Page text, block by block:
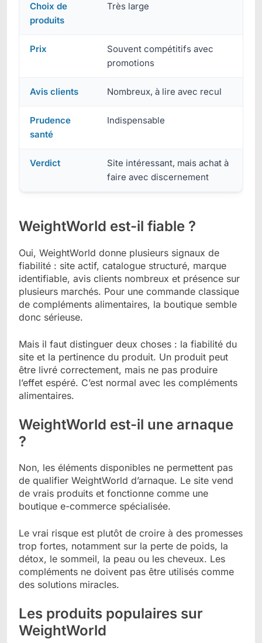
Choix de
produits
Très large
Prix
Souvent compétitifs avec
promotions
Avis clients Nombreux, à lire avec recul
Prudence
santé
Indispensable
Verdict
Site intéressant, mais achat à
faire avec discernement
WeightWorld est-il fiable ?
Oui, WeightWorld donne plusieurs signaux de
fiabilité : site actif, catalogue structuré, marque
identifiable, avis clients nombreux et présence sur
plusieurs marchés. Pour une commande classique
de compléments alimentaires, la boutique semble
donc sérieuse.
Mais il faut distinguer deux choses : la fiabilité du
site et la pertinence du produit. Un produit peut
être livré correctement, mais ne pas produire
l’effet espéré. C’est normal avec les compléments
alimentaires.
WeightWorld est-il une arnaque
?
Non, les éléments disponibles ne permettent pas
de qualifier WeightWorld d’arnaque. Le site vend
de vrais produits et fonctionne comme une
boutique e-commerce spécialisée.
Le vrai risque est plutôt de croire à des promesses
trop fortes, notamment sur la perte de poids, la
détox, le sommeil, la peau ou les cheveux. Les
compléments ne doivent pas être utilisés comme
des solutions miracles.
Les produits populaires sur
WeightWorld